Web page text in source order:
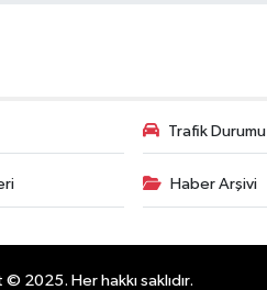
Trafik Durumu
Haber Arşivi
2025. Her hakkı saklıdır.